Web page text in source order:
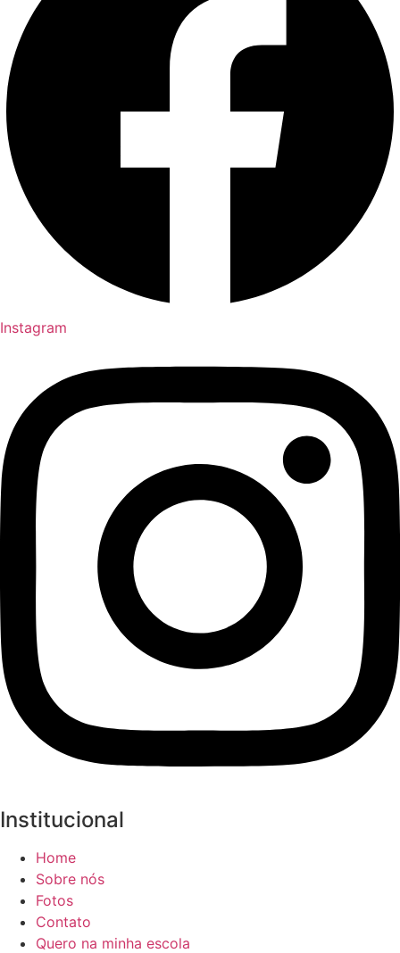
Instagram
Institucional
Home
Sobre nós
Fotos
Contato
Quero na minha escola